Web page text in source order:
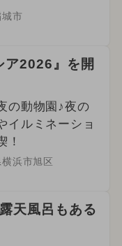
市
2026』を開
の動物園♪夜の
イルミネーショ
！
浜市旭区
天風呂もある